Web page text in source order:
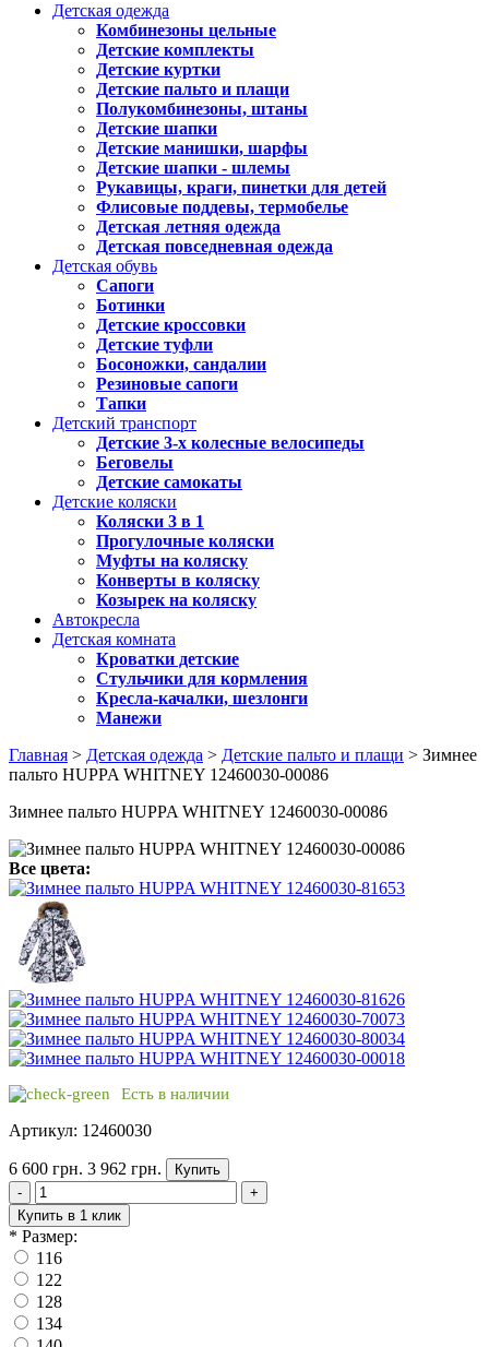
Детская одежда
Комбинезоны цельные
Детские комплекты
Детские куртки
Детские пальто и плащи
Полукомбинезоны, штаны
Детские шапки
Детские манишки, шарфы
Детские шапки - шлемы
Рукавицы, краги, пинетки для детей
Флисовые поддевы, термобелье
Детская летняя одежда
Детская повседневная одежда
Детская обувь
Сапоги
Ботинки
Детские кроссовки
Детские туфли
Босоножки, сандалии
Резиновые сапоги
Тапки
Детский транспорт
Детские 3-х колесные велосипеды
Беговелы
Детские самокаты
Детские коляски
Коляски 3 в 1
Прогулочные коляски
Муфты на коляску
Конверты в коляску
Козырек на коляску
Автокресла
Детская комната
Кроватки детские
Стульчики для кормления
Кресла-качалки, шезлонги
Манежи
Главная > Детская одежда > Детские пальто и плащи > Зимнее
пальто HUPPA WHITNEY 12460030-00086
Зимнее пальто HUPPA WHITNEY 12460030-00086
Все цвета:
Есть в наличии
Артикул: 12460030
6 600 грн. 3 962 грн.
Купить
-
+
Купить в 1 клик
* Размер:
116
122
128
134